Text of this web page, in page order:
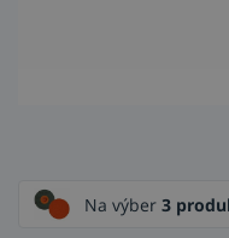
Na výber 3